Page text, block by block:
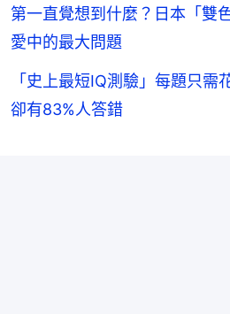
第一直覺想到什麼？日本「雙
愛中的最大問題
「史上最短IQ測驗」每題只
卻有83%人答錯